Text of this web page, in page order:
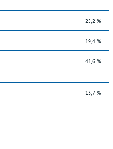
23,2 %
19,4 %
41,6 %
15,7 %